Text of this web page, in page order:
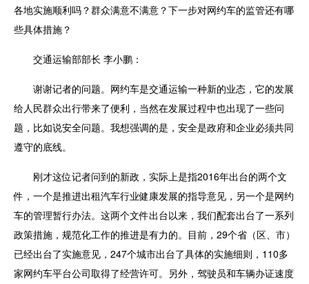
各地实施顺利吗？群众满意不满意？下一步对网约车的监管还有哪
些具体措施？
交通运输部部长 李小鹏：
谢谢记者的问题。网约车是交通运输一种新的业态，它的发展
给人民群众出行带来了便利，当然在发展过程中也出现了一些问
题，比如说安全问题。我想强调的是，安全是政府和企业必须共同
遵守的底线。
刚才这位记者问到的新政，实际上是指2016年出台的两个文
件，一个是推进出租汽车行业健康发展的指导意见，另一个是网约
车的管理暂行办法。这两个文件出台以来，我们配套出台了一系列
政策措施，规范化工作的推进是有力的。目前，29个省（区、市）
已经出台了实施意见，247个城市出台了具体的实施细则，110多
家网约车平台公司取得了经营许可。另外，驾驶员和车辆办证速度